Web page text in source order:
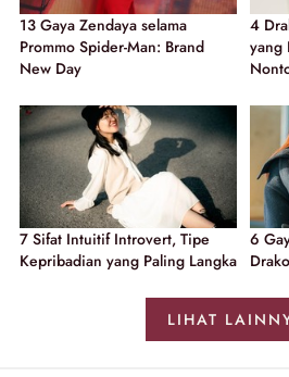
13 Gaya Zendaya selama
Prommo Spider-Man: Brand
New Day
4
yang
7 Sifat Intuitif Introvert, Tipe
Kepribadian yang Paling Langka
6
LIHAT